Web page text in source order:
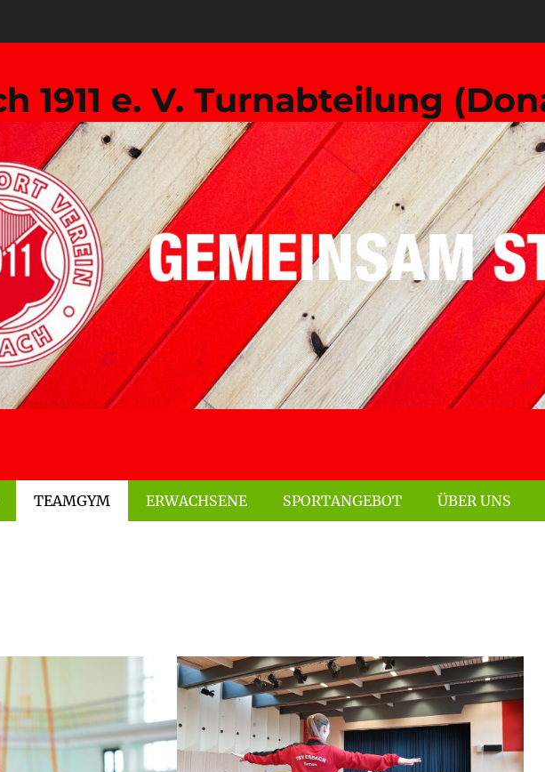
1911 e. V. Turnabteilung
TEAMGYM ERWACHSENE SPORTANGEBOT ÜBER UNS